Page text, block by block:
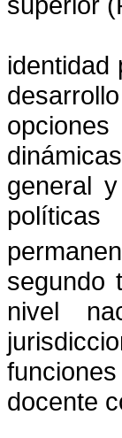
identidad
general
segundo
nivel
docente